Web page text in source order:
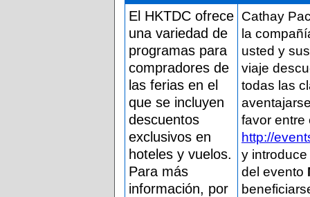
El HKTDC ofrece
una variedad de
programas para
compradores de
las ferias en el
que se incluyen
descuentos
exclusivos en
hoteles y vuelos.
Para más
información, por
Cathay
la
usted y
viaje
todas las
favor entre
http://
y
del evento